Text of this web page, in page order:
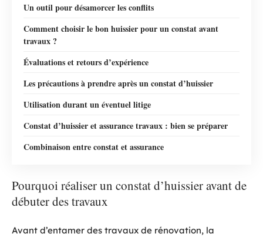
Un outil pour désamorcer les conflits
Comment choisir le bon huissier pour un constat avant
travaux ?
Évaluations et retours d’expérience
Les précautions à prendre après un constat d’huissier
Utilisation durant un éventuel litige
Constat d’huissier et assurance travaux : bien se préparer
Combinaison entre constat et assurance
Pourquoi réaliser un constat d’huissier avant de
débuter des travaux
Avant d’entamer des travaux de rénovation, la